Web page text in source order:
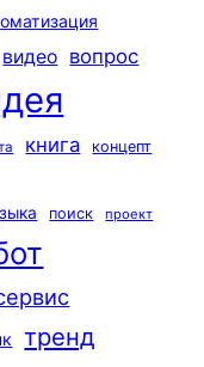
видео вопрос
книга
концепт
поиск проект
тренд